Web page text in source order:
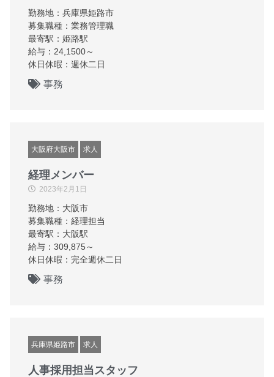
勤務地：兵庫県姫路市
募集職種：業務管理職
最寄駅：姫路駅
給与：24,1500～
休日休暇：週休二日
事務
大阪府大阪市 求人
経理メンバー
2023年2月1日
勤務地：大阪市
募集職種：経理担当
最寄駅：大阪駅
給与：309,875～
休日休暇：完全週休二日
事務
兵庫県姫路市 求人
人事採用担当スタッフ